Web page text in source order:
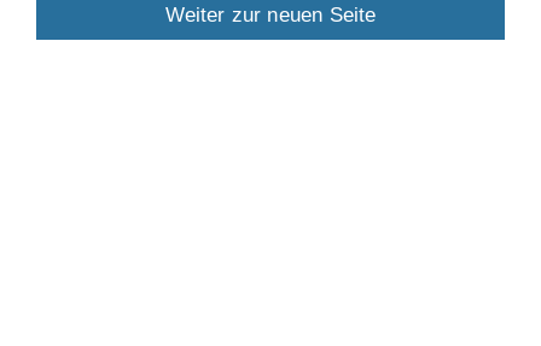
Weiter zur neuen Seite